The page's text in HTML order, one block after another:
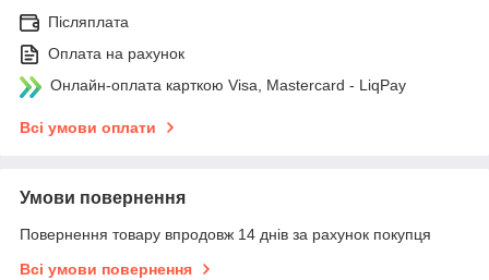
Післяплата
Оплата на рахунок
Онлайн-оплата карткою Visa, Mastercard - LiqPay
Всі умови оплати
Умови повернення
Повернення товару впродовж 14 днів за рахунок покупця
Всі умови повернення